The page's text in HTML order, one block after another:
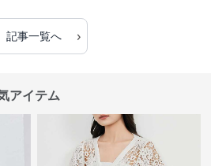
記事一覧へ ›
アイテム